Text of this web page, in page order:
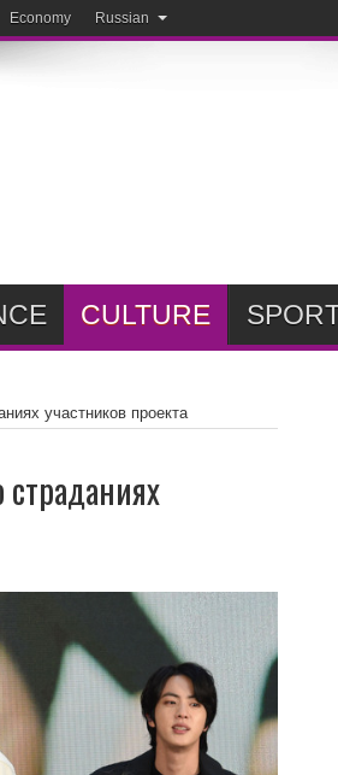
Economy Russian
CULTURE
участников проекта